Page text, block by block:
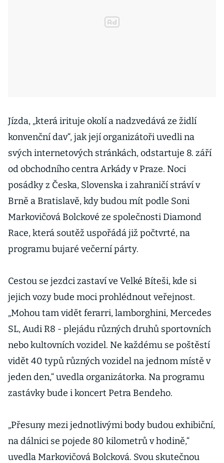
Jízda, „která irituje okolí a nadzvedává ze židlí
konvenční dav“, jak její organizátoři uvedli na
svých internetových stránkách, odstartuje 8. září
od obchodního centra Arkády v Praze. Noci
posádky z Česka, Slovenska i zahraničí stráví v
Brně a Bratislavě, kdy budou mít podle Soni
Markovičová Bolckové ze společnosti Diamond
Race, která soutěž uspořádá již počtvrté, na
programu bujaré večerní párty.
Cestou se jezdci zastaví ve Velké Bíteši, kde si
jejich vozy bude moci prohlédnout veřejnost.
„Mohou tam vidět ferarri, lamborghini, Mercedes
SL, Audi R8 - plejádu různých druhů sportovních
nebo kultovních vozidel. Ne každému se poštěstí
vidět 40 typů různých vozidel na jednom místě v
jeden den,“ uvedla organizátorka. Na programu
zastávky bude i koncert Petra Bendeho.
„Přesuny mezi jednotlivými body budou exhibiční,
na dálnici se pojede 80 kilometrů v hodině,“
uvedla Markovičová Bolcková. Svou skutečnou